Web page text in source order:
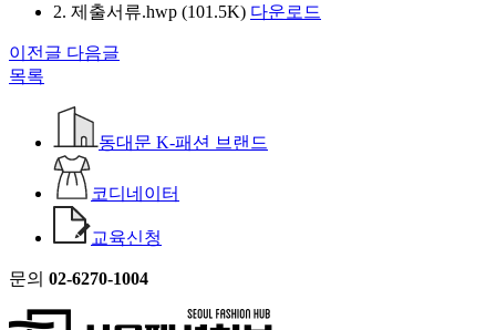
2. 제출서류.hwp (101.5K) 다운로드
이전글 다음글
목록
동대문 K-패션 브랜드
코디네이터
교육신청
문의 02-6270-1004